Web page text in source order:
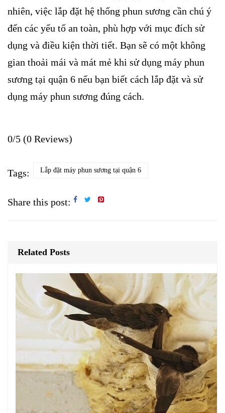
nhiên, việc lắp đặt hệ thống phun sương cần chú ý
đến các yếu tố an toàn, phù hợp với mục đích sử
dụng và điều kiện thời tiết. Bạn sẽ có một không
gian thoải mái và mát mẻ khi sử dụng máy phun
sương tại quận 6 nếu bạn biết cách lắp đặt và sử
dụng máy phun sương đúng cách.
0/5 (0 Reviews)
Tags: Lắp đặt máy phun sương tại quận 6
Share this post:
Related Posts